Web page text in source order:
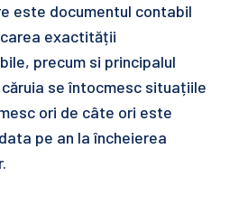
este documentul contabil
exactității
precum si principalul
se întocmesc situațiile
ori de câte ori este
pe an la încheierea